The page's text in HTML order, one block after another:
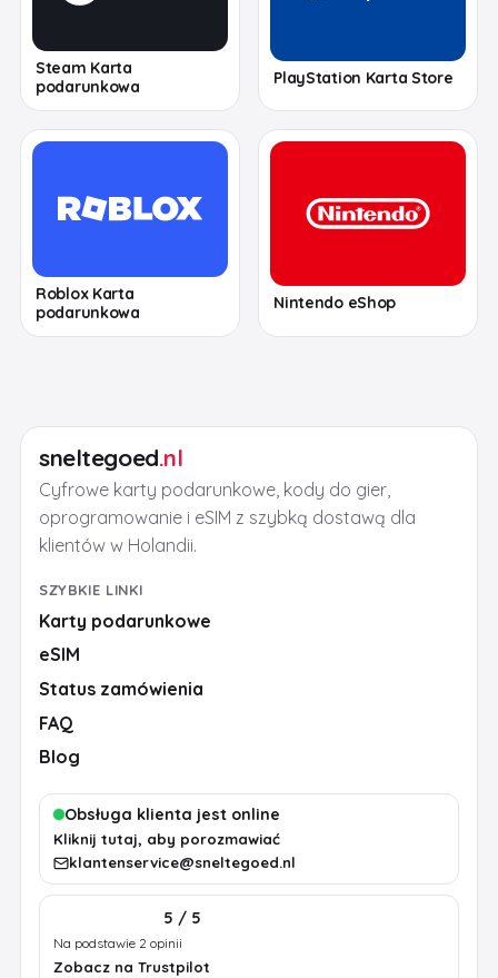
Steam Karta
podarunkowa
PlayStation Karta Store
Roblox Karta
podarunkowa
Nintendo eShop
sneltegoed.nl
Cyfrowe karty podarunkowe, kody do gier,
oprogramowanie i eSIM z szybką dostawą dla
klientów w Holandii.
SZYBKIE LINKI
Karty podarunkowe
eSIM
Status zamówienia
FAQ
Blog
Obsługa klienta jest online
Kliknij tutaj, aby porozmawiać
klantenservice@sneltegoed.nl
5 / 5
Na podstawie 2 opinii
Zobacz na Trustpilot